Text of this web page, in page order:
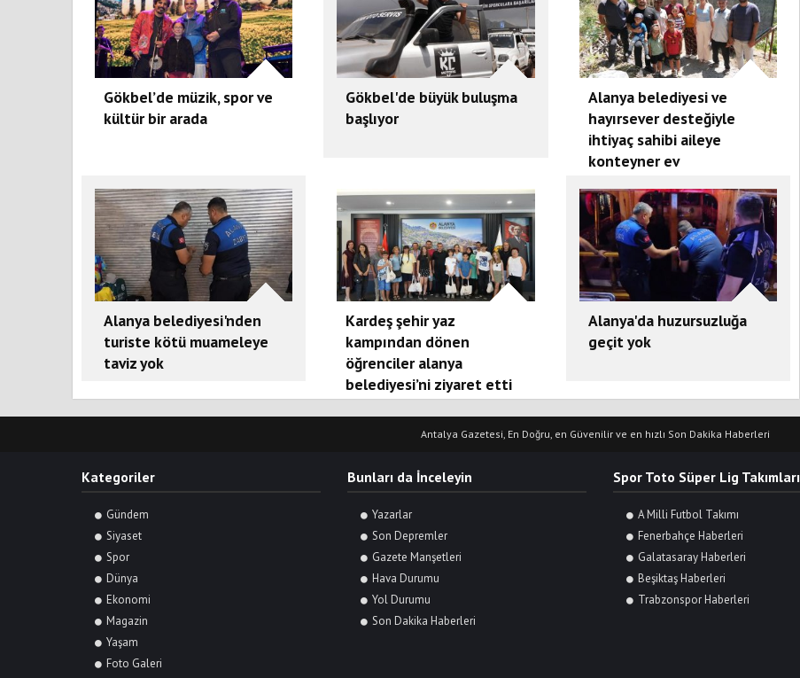
Gökbel’de müzik, spor ve
kültür bir arada
Gökbel'de büyük buluşma
başlıyor
Alanya belediyesi ve
hayırsever desteğiyle
ihtiyaç sahibi aileye
konteyner ev
Alanya belediyesi'nden
turiste kötü muameleye
taviz yok
Kardeş şehir yaz
kampından dönen
öğrenciler alanya
belediyesi’ni ziyaret etti
Alanya'da huzursuzluğa
geçit yok
Antalya Gazetesi, En Doğru, en Güvenilir ve en hızlı Son Dakika Haberleri
Kategoriler
Gündem
Siyaset
Spor
Dünya
Ekonomi
Magazin
Yaşam
Foto Galeri
Bunları da İnceleyin
Yazarlar
Son Depremler
Gazete Manşetleri
Hava Durumu
Yol Durumu
Son Dakika Haberleri
Spor Toto Süper Lig Takımları
A Milli Futbol Takımı
Fenerbahçe Haberleri
Galatasaray Haberleri
Beşiktaş Haberleri
Trabzonspor Haberleri